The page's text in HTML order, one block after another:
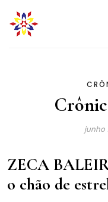
content
junho
ZECA
o chão de